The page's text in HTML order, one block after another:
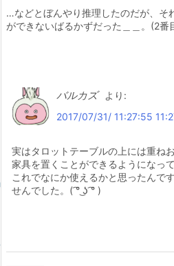
…などとぼんやり推理したのだが、そ
ができないばるかずだった＿＿。(2番
バルカズ
より:
2017/07/31/ 11:27:55
実はタロットテーブルの上には重ね
家具を置くことができるようになっ
これでなにか使えるかと思ったんで
せんでした。( ͡° ͜ʖ ͡° )